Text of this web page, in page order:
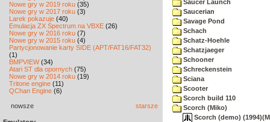
Nowe gry w 2019 roku (35)
Nowe gry w 2017 roku (3)
Larek pokazuje (40)
Emulacja ZX Spectrum na VBXE (26)
Nowe gry w 2016 roku (7)
Nowe gry w 2015 roku (4)
Partycjonowanie karty SIDE (APT/FAT16/FAT32)
(1)
BMPVIEW(34)
Atari ST dla opornych (75)
Nowe gry w 2014 roku (19)
Tritone engine (11)
QChan Engine (6)
nowsze starsze
Saucer Launch
Saucerian
Savage Pond
Schach
Schatz-Hoehle
Schatzjaeger
Schooner
Schreckenstein
Sciana
Scooter
Scorch build 110
Scorch (Miko)
Scorch (demo)